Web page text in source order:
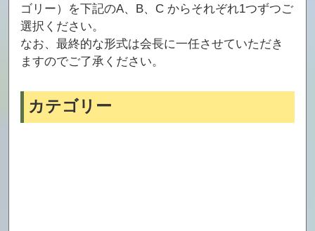
ゴリー）を下記のA、B、C からそれぞれ1つずつご
選択ください。
なお、最終的な形式は会長に一任させていただき
ますのでご了承ください。
カテゴリー